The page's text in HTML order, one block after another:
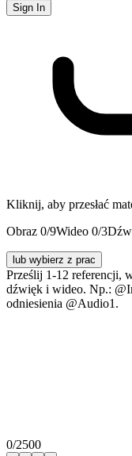
Sign In
Kliknij, aby przesłać
Obraz 0/9Wideo 0/3
lub wybierz z prac
Prześlij 1-12 referencji,
dźwięk i wideo. Np.:
odniesienia @Audio1.
0/2500